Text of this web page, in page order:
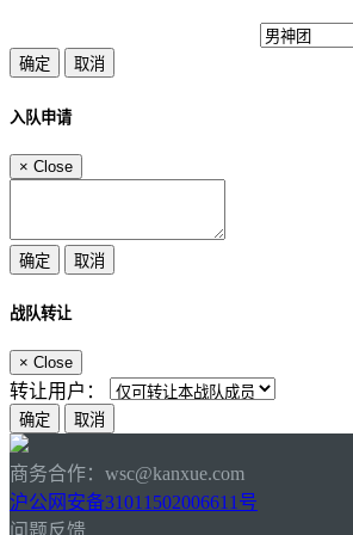
入队申请
× Close
战队转让
× Close
转让用户：
商务合作：wsc@kanxue.com
沪公网安备31011502006611号
问题反馈